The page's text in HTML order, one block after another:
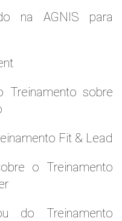
na AGNIS para
Treinamento sobre
Fit & Lead
o Treinamento
do Treinamento